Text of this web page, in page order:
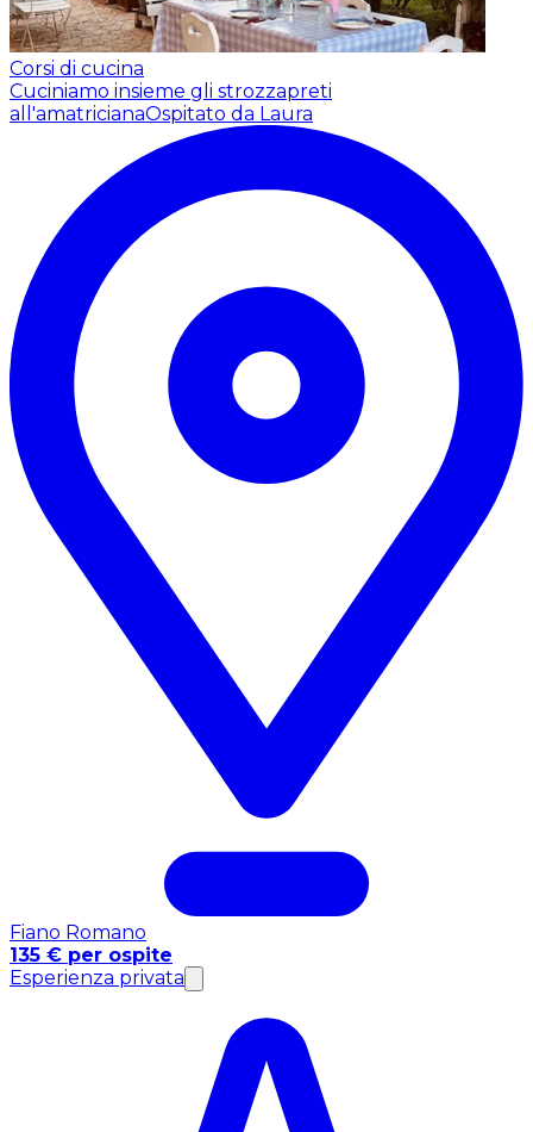
Corsi di cucina
Cuciniamo insieme gli strozzapreti
all'amatricianaOspitato da Laura
Fiano Romano
135 € per ospite
Esperienza privata